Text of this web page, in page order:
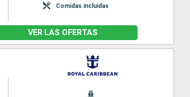
Comidas incluidas
VER LAS OFERTAS